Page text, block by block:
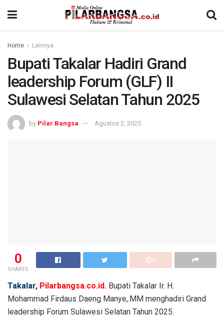
Home Lainnya
Bupati Takalar Hadiri Grand
leadership Forum (GLF) II
Sulawesi Selatan Tahun 2025
by Pilar Bangsa Agustus 2, 2025
0
SHARES
Takalar, Pilarbangsa.co.id. Bupati Takalar Ir. H.
Mohammad Firdaus Daeng Manye,.MM menghadiri Grand
leadership Forum Sulawesi Selatan Tahun 2025.